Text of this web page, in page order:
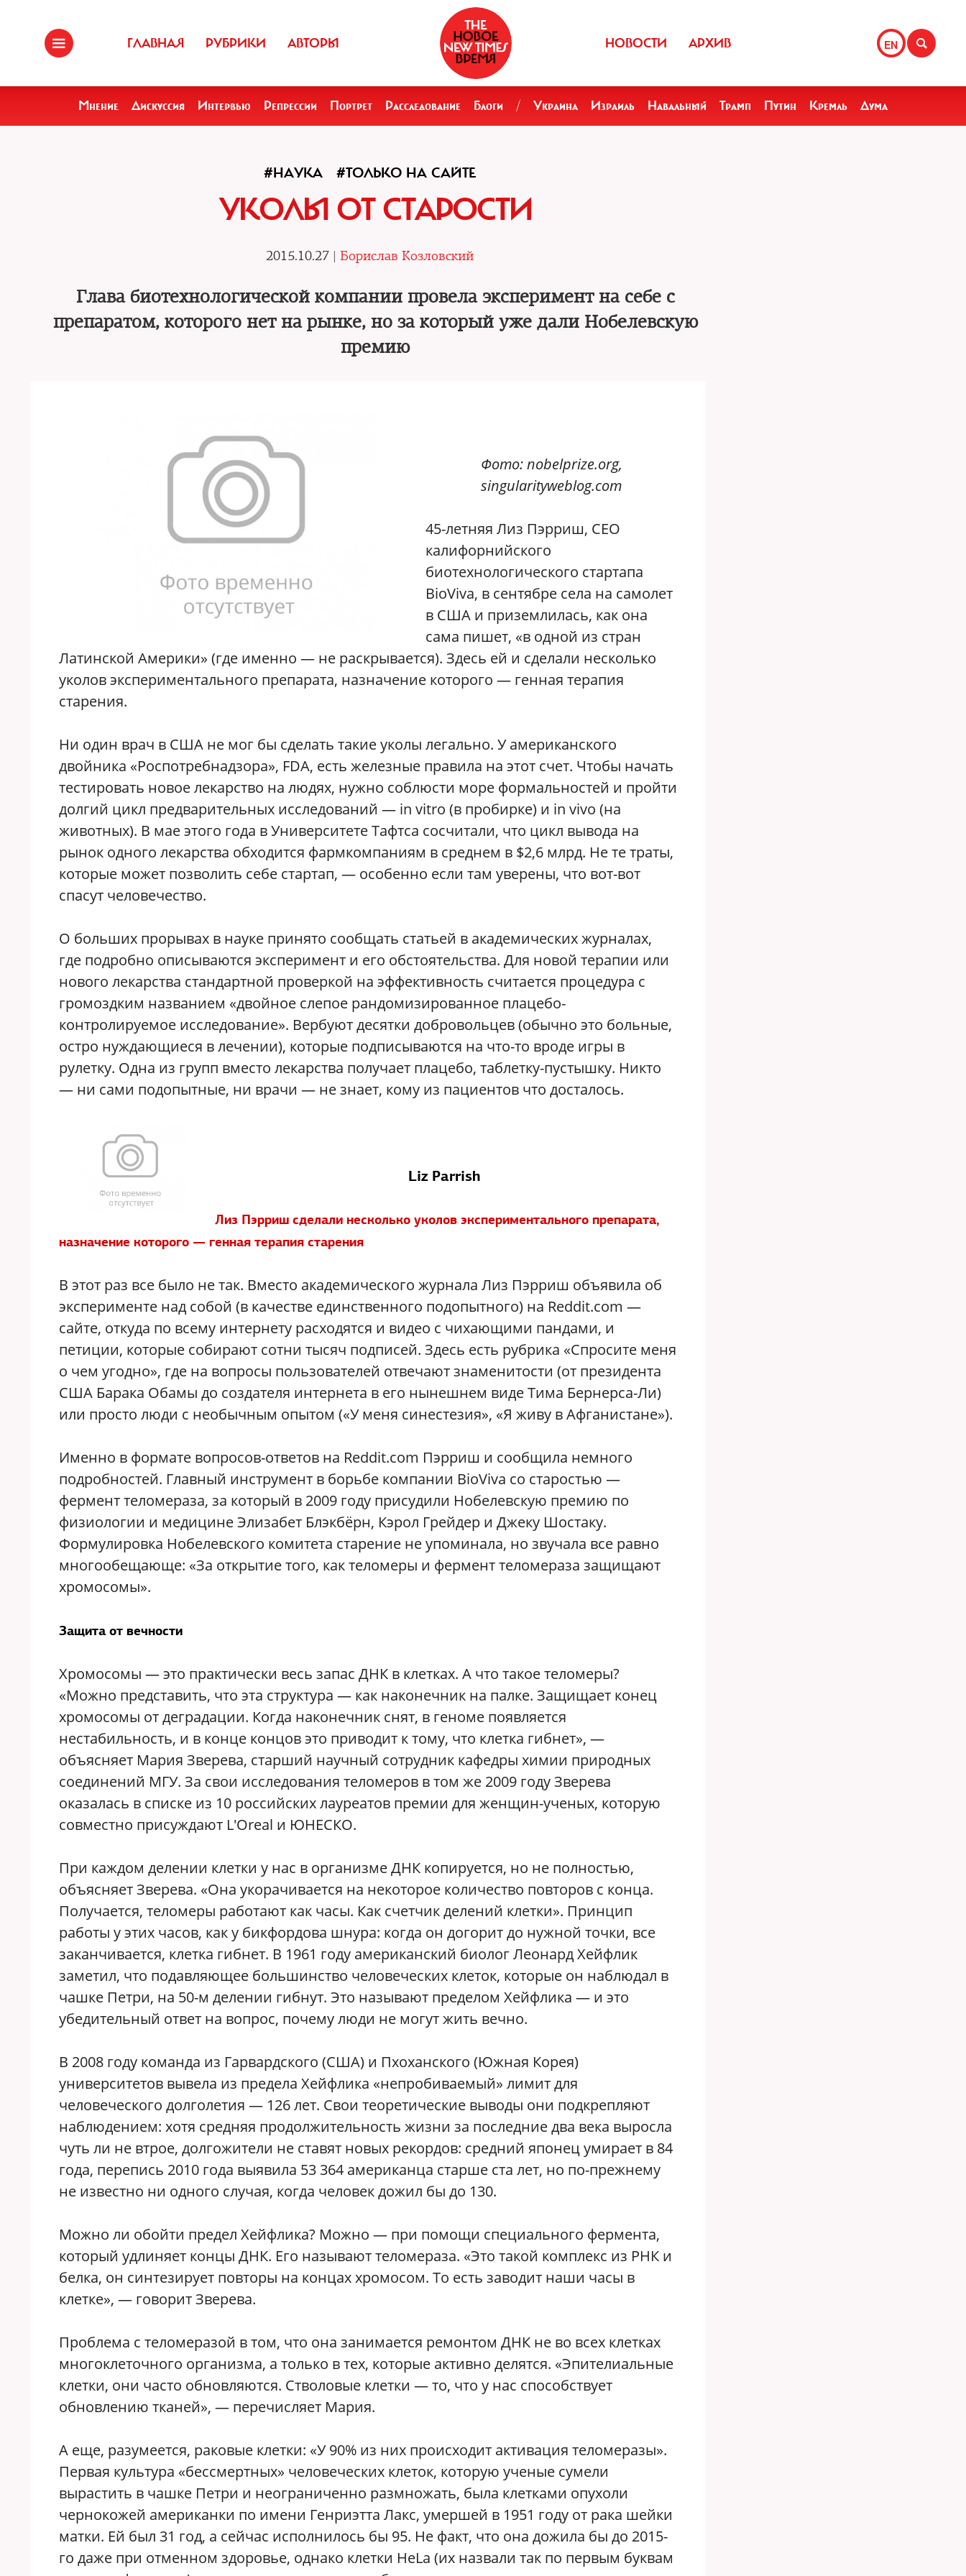
ГЛАВНАЯ РУБРИКИ АВТОРЫ EN
НОВОСТИ АРХИВ
Мнение Дискуссия Интервью Репрессии Портрет Расследование Блоги / Украина Израиль Навальный Трамп Путин Кремль Дума
#НАУКА #ТОЛЬКО НА САЙТЕ
УКОЛЫ ОТ СТАРОСТИ
2015.10.27 | Борислав Козловский
Глава биотехнологической компании провела эксперимент на себе с
препаратом, которого нет на рынке, но за который уже дали Нобелевскую
премию
Фото: nobelprize.org,
singularityweblog.com
45-летняя Лиз Пэрриш, CEO
калифорнийского
биотехнологического стартапа
BioViva, в сентябре села на самолет
в США и приземлилась, как она
сама пишет, «в одной из стран
Латинской Америки» (где именно — не раскрывается). Здесь ей и сделали несколько
уколов экспериментального препарата, назначение которого — генная терапия
старения.
Ни один врач в США не мог бы сделать такие уколы легально. У американского
двойника «Роспотребнадзора», FDA, есть железные правила на этот счет. Чтобы начать
тестировать новое лекарство на людях, нужно соблюсти море формальностей и пройти
долгий цикл предварительных исследований — in vitro (в пробирке) и in vivo (на
животных). В мае этого года в Университете Тафтса сосчитали, что цикл вывода на
рынок одного лекарства обходится фармкомпаниям в среднем в $2,6 млрд. Не те траты,
которые может позволить себе стартап, — особенно если там уверены, что вот-вот
спасут человечество.
О больших прорывах в науке принято сообщать статьей в академических журналах,
где подробно описываются эксперимент и его обстоятельства. Для новой терапии или
нового лекарства стандартной проверкой на эффективность считается процедура с
громоздким названием «двойное слепое рандомизированное плацебо-
контролируемое исследование». Вербуют десятки добровольцев (обычно это больные,
остро нуждающиеся в лечении), которые подписываются на что-то вроде игры в
рулетку. Одна из групп вместо лекарства получает плацебо, таблетку-пустышку. Никто
— ни сами подопытные, ни врачи — не знает, кому из пациентов что досталось.
Liz Parrish
Лиз Пэрриш сделали несколько уколов экспериментального препарата,
назначение которого — генная терапия старения
В этот раз все было не так. Вместо академического журнала Лиз Пэрриш объявила об
эксперименте над собой (в качестве единственного подопытного) на Reddit.com —
сайте, откуда по всему интернету расходятся и видео с чихающими пандами, и
петиции, которые собирают сотни тысяч подписей. Здесь есть рубрика «Спросите меня
о чем угодно», где на вопросы пользователей отвечают знаменитости (от президента
США Барака Обамы до создателя интернета в его нынешнем виде Тима Бернерса-Ли)
или просто люди с необычным опытом («У меня синестезия», «Я живу в Афганистане»).
Именно в формате вопросов-ответов на Reddit.com Пэрриш и сообщила немного
подробностей. Главный инструмент в борьбе компании BioViva со старостью —
фермент теломераза, за который в 2009 году присудили Нобелевскую премию по
физиологии и медицине Элизабет Блэкбёрн, Кэрол Грейдер и Джеку Шостаку.
Формулировка Нобелевского комитета старение не упоминала, но звучала все равно
многообещающе: «За открытие того, как теломеры и фермент теломераза защищают
хромосомы».
Защита от вечности
Хромосомы — это практически весь запас ДНК в клетках. А что такое теломеры?
«Можно представить, что эта структура — как наконечник на палке. Защищает конец
хромосомы от деградации. Когда наконечник снят, в геноме появляется
нестабильность, и в конце концов это приводит к тому, что клетка гибнет», —
объясняет Мария Зверева, старший научный сотрудник кафедры химии природных
соединений МГУ. За свои исследования теломеров в том же 2009 году Зверева
оказалась в списке из 10 российских лауреатов премии для женщин-ученых, которую
совместно присуждают L'Oreal и ЮНЕСКО.
При каждом делении клетки у нас в организме ДНК копируется, но не полностью,
объясняет Зверева. «Она укорачивается на некоторое количество повторов с конца.
Получается, теломеры работают как часы. Как счетчик делений клетки». Принцип
работы у этих часов, как у бикфордова шнура: когда он догорит до нужной точки, все
заканчивается, клетка гибнет. В 1961 году американский биолог Леонард Хейфлик
заметил, что подавляющее большинство человеческих клеток, которые он наблюдал в
чашке Петри, на 50-м делении гибнут. Это называют пределом Хейфлика — и это
убедительный ответ на вопрос, почему люди не могут жить вечно.
В 2008 году команда из Гарвардского (США) и Пхоханского (Южная Корея)
университетов вывела из предела Хейфлика «непробиваемый» лимит для
человеческого долголетия — 126 лет. Свои теоретические выводы они подкрепляют
наблюдением: хотя средняя продолжительность жизни за последние два века выросла
чуть ли не втрое, долгожители не ставят новых рекордов: средний японец умирает в 84
года, перепись 2010 года выявила 53 364 американца старше ста лет, но по-прежнему
не известно ни одного случая, когда человек дожил бы до 130.
Можно ли обойти предел Хейфлика? Можно — при помощи специального фермента,
который удлиняет концы ДНК. Его называют теломераза. «Это такой комплекс из РНК и
белка, он синтезирует повторы на концах хромосом. То есть заводит наши часы в
клетке», — говорит Зверева.
Проблема с теломеразой в том, что она занимается ремонтом ДНК не во всех клетках
многоклеточного организма, а только в тех, которые активно делятся. «Эпителиальные
клетки, они часто обновляются. Стволовые клетки — то, что у нас способствует
обновлению тканей», — перечисляет Мария.
А еще, разумеется, раковые клетки: «У 90% из них происходит активация теломеразы».
Первая культура «бессмертных» человеческих клеток, которую ученые сумели
вырастить в чашке Петри и неограниченно размножать, была клетками опухоли
чернокожей американки по имени Генриэтта Лакс, умершей в 1951 году от рака шейки
матки. Ей был 31 год, а сейчас исполнилось бы 95. Не факт, что она дожила бы до 2015-
го даже при отменном здоровье, однако клетки HeLa (их назвали так по первым буквам